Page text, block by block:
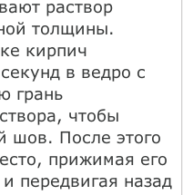
раствор
толщины.
кирпич
в ведро с
грань
чтобы
шов. После этого
прижимая его
передвигая назад